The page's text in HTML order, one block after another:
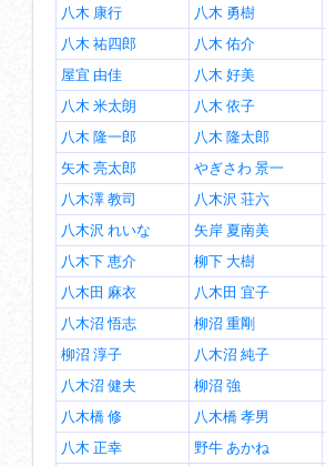
八木 康行
八木 勇樹
八木 祐四郎
八木 佑介
屋宜 由佳
八木 好美
八木 米太朗
八木 依子
八木 隆一郎
八木 隆太郎
矢木 亮太郎
やぎさわ 景一
八木澤 教司
八木沢 荘六
八木沢 れいな
矢岸 夏南美
八木下 恵介
柳下 大樹
八木田 麻衣
八木田 宜子
八木沼 悟志
柳沼 重剛
柳沼 淳子
八木沼 純子
八木沼 健夫
柳沼 強
八木橋 修
八木橋 孝男
八木 正幸
野牛 あかね